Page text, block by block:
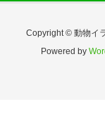
Copyright © 動物イ
Powered by